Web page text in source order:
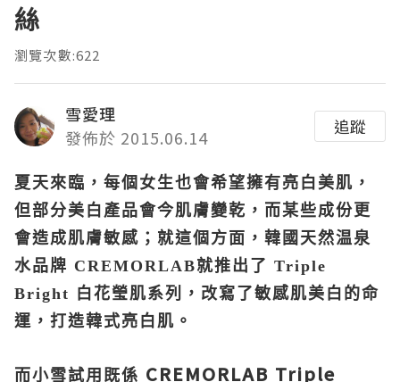
絲
瀏覽次數:622
雪愛理
發佈於 2015.06.14
追蹤
夏天來臨，每個女生也會希望擁有亮白美肌，
但部分美白產品會今肌膚變乾，而某些成份更
會造成肌膚敏感；就這個方面，韓國天然温泉
水品牌 CREMORLAB就推出了 Triple
Bright
白花瑩肌系列，改寫了敏感肌美白的命
運，打造韓式亮白肌 。
而小雪試用既係 CREMORLAB Triple